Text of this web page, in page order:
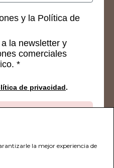
y la Política de
la newsletter y
comerciales
*
de privacidad.
la mejor experiencia de